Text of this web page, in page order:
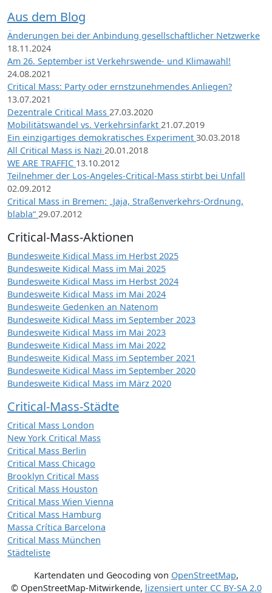
Aus dem Blog
Änderungen bei der Anbindung gesellschaftlicher Netzwerke
18.11.2024
Am 26. September ist Verkehrswende- und Klimawahl!
24.08.2021
Critical Mass: Party oder ernstzunehmendes Anliegen?
13.07.2021
Dezentrale Critical Mass 27.03.2020
Mobilitätswandel vs. Verkehrsinfarkt 21.07.2019
Ein einzigartiges demokratisches Experiment 30.03.2018
All Critical Mass is Nazi 20.01.2018
WE ARE TRAFFIC 13.10.2012
Teilnehmer der Los-Angeles-Critical-Mass stirbt bei Unfall
02.09.2012
Critical Mass in Bremen: „Jaja, Straßenverkehrs-Ordnung,
blabla“ 29.07.2012
Critical-Mass-Aktionen
Bundesweite Kidical Mass im Herbst 2025
Bundesweite Kidical Mass im Mai 2025
Bundesweite Kidical Mass im Herbst 2024
Bundesweite Kidical Mass im Mai 2024
Bundesweite Gedenken an Natenom
Bundesweite Kidical Mass im September 2023
Bundesweite Kidical Mass im Mai 2023
Bundesweite Kidical Mass im Mai 2022
Bundesweite Kidical Mass im September 2021
Bundesweite Kidical Mass im September 2020
Bundesweite Kidical Mass im März 2020
Critical-Mass-Städte
Critical Mass London
New York Critical Mass
Critical Mass Berlin
Critical Mass Chicago
Brooklyn Critical Mass
Critical Mass Houston
Critical Mass Wien Vienna
Critical Mass Hamburg
Massa Crítica Barcelona
Critical Mass München
Städteliste
Kartendaten und Geocoding von OpenStreetMap,
© OpenStreetMap-Mitwirkende, lizensiert unter CC BY-SA 2.0